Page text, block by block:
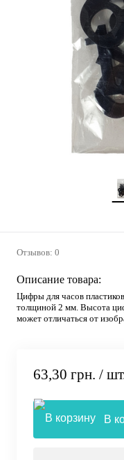
Отзывов: 0
Описание товара:
Цифры для часов
толщиной 2 мм. Высота
может отличаться от
63,30 грн. /
В